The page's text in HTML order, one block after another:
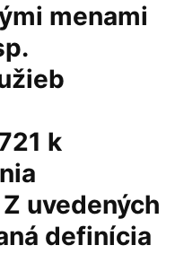
menami
k
uvedených
definícia